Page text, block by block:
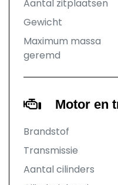
Aantal zitplaatsen
Gewicht
Maximum massa
geremd
Motor en
Brandstof
Transmissie
Aantal cilinders